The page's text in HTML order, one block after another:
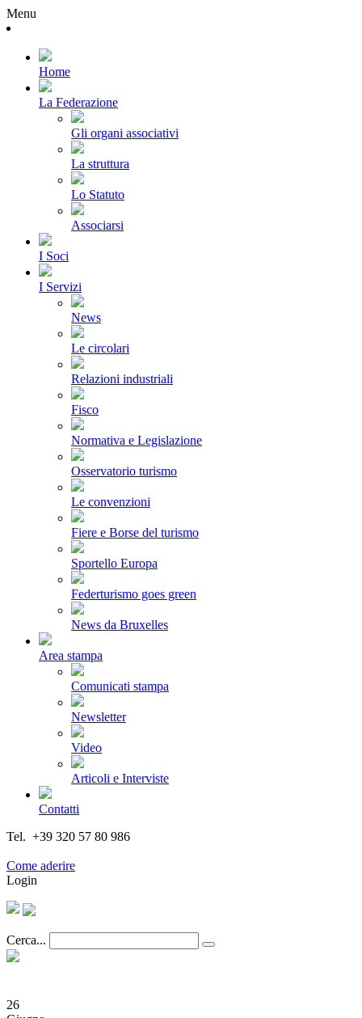
Menu
Home
La Federazione
Gli organi associativi
La struttura
Lo Statuto
Associarsi
I Soci
I Servizi
News
Le circolari
Relazioni industriali
Fisco
Normativa e Legislazione
Osservatorio turismo
Le convenzioni
Fiere e Borse del turismo
Sportello Europa
Federturismo goes green
News da Bruxelles
Area stampa
Comunicati stampa
Newsletter
Video
Articoli e Interviste
Contatti
Tel. +39 320 57 80 986
Come aderire
Login
Cerca...
26